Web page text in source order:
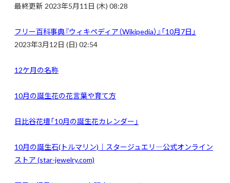
最終更新 2023年5月11日 (木) 08:28
フリー百科事典『ウィキペディア（Wikipedia）』「10月7日」
2023年3月12日 (日) 02:54
12ケ月の名称
10月の誕生花の花言葉や育て方
日比谷花壇「10月の誕生花カレンダー」
10月の誕生石(トルマリン)｜スタージュエリ―公式オンライン
ストア (star-jewelry.com)